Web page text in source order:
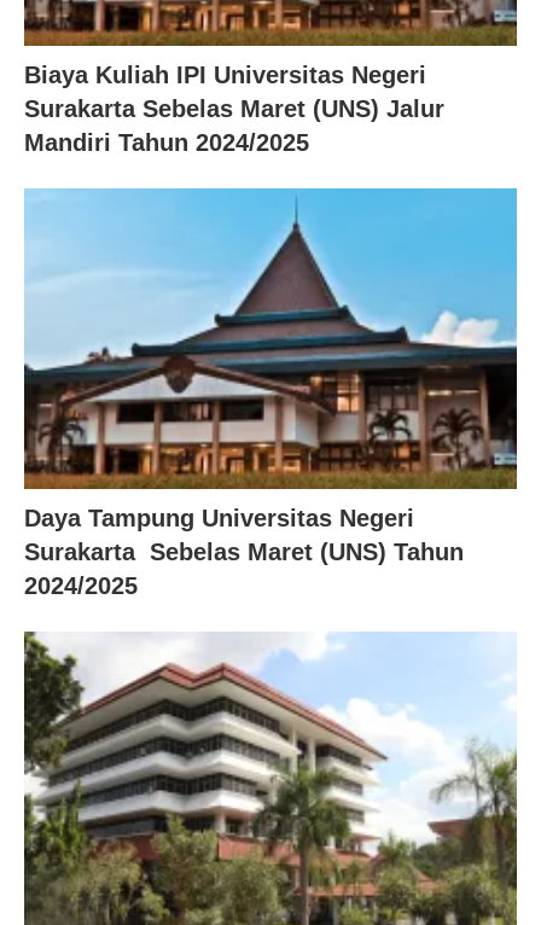
Biaya Kuliah IPI Universitas Negeri
Surakarta Sebelas Maret (UNS) Jalur
Mandiri Tahun 2024/2025
Daya Tampung Universitas Negeri
Surakarta Sebelas Maret (UNS) Tahun
2024/2025